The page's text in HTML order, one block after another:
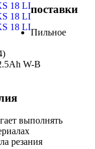
поставки
Пильное
W-B
выполнять
резания